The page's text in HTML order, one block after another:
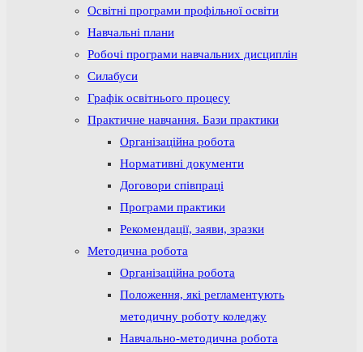
Освітні програми профільної освіти
Навчальні плани
Робочі програми навчальних дисциплін
Силабуси
Графік освітнього процесу
Практичне навчання. Бази практики
Організаційна робота
Нормативні документи
Договори співпраці
Програми практики
Рекомендації, заяви, зразки
Методична робота
Організаційна робота
Положення, які регламентують
методичну роботу коледжу
Навчально-методична робота